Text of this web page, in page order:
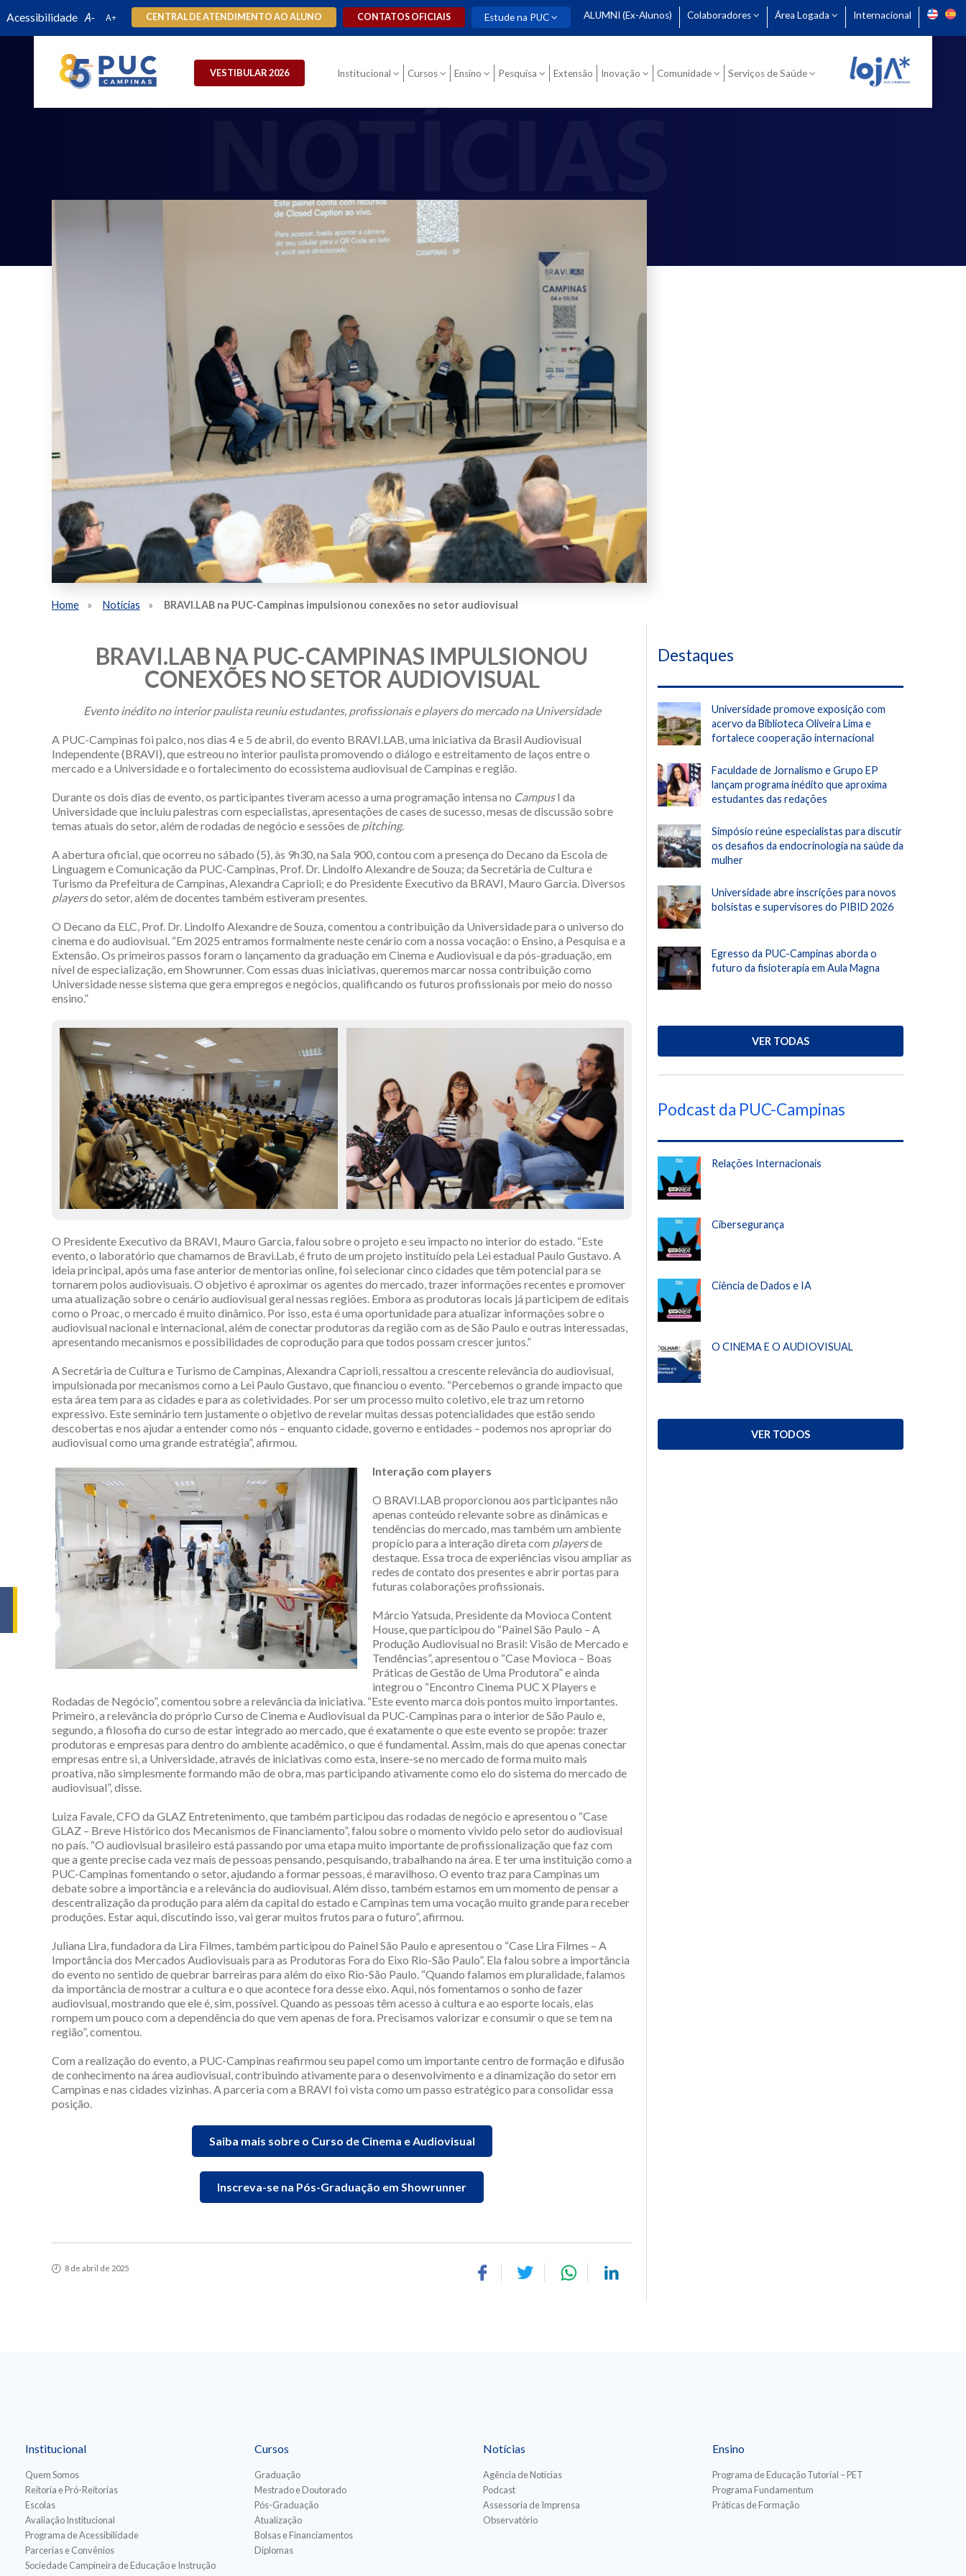
Acessibilidade CENTRAL DE ATENDIMENTO AO ALUNO CONTATOS OFICIAIS Estude na PUC ALUMNI (Ex-Alunos) Colaboradores Área Logada Internacional
VESTIBULAR 2026 Institucional Cursos Ensino Pesquisa Extensão Inovação Comunidade Serviços de Saúde
Home Notícias BRAVI.LAB na PUC-Campinas impulsionou conexões no setor audiovisual
BRAVI.LAB NA PUC-CAMPINAS IMPULSIONOU
CONEXÕES NO SETOR AUDIOVISUAL
Evento inédito no interior paulista reuniu estudantes, profissionais e players do mercado na Universidade
A PUC-Campinas foi palco, nos dias 4 e 5 de abril, do evento BRAVI.LAB, uma iniciativa da Brasil Audiovisual
Independente (BRAVI), que estreou no interior paulista promovendo o diálogo e estreitamento de laços entre o
mercado e a Universidade e o fortalecimento do ecossistema audiovisual de Campinas e região.
Durante os dois dias de evento, os participantes tiveram acesso a uma programação intensa no CampusI da
Universidade que incluiu palestras com especialistas, apresentações de cases de sucesso, mesas de discussão sobre
temas atuais do setor, além de rodadas de negócio e sessões de pitching.
A abertura oficial, que ocorreu no sábado (5), às 9h30, na Sala 900, contou com a presença do Decano da Escola de
Linguagem e Comunicação da PUC-Campinas, Prof. Dr. Lindolfo Alexandre de Souza; da Secretária de Cultura e
Turismo da Prefeitura de Campinas, Alexandra Caprioli; e do Presidente Executivo da BRAVI, Mauro Garcia. Diversos
playersdo setor, além de docentes também estiveram presentes.
O Decano da ELC, Prof. Dr. Lindolfo Alexandre de Souza, comentou a contribuição da Universidade para o universo do
cinema e do audiovisual. “Em 2025 entramos formalmente neste cenário com a nossa vocação: o Ensino, a Pesquisa e a
Extensão. Os primeiros passos foram o lançamento da graduação em Cinema e Audiovisual e da pós-graduação, em
nível de especialização, em Showrunner. Com essas duas iniciativas, queremos marcar nossa contribuição como
Universidade nesse sistema que gera empregos e negócios, qualificando os futuros profissionais por meio do nosso
ensino.”
O Presidente Executivo da BRAVI, Mauro Garcia, falou sobre o projeto e seu impacto no interior do estado. “Este
evento, o laboratório que chamamos de Bravi.Lab, é fruto de um projeto instituído pela Lei estadual Paulo Gustavo. A
ideia principal, após uma fase anterior de mentorias online, foi selecionar cinco cidades que têm potencial para se
tornarem polos audiovisuais. O objetivo é aproximar os agentes do mercado, trazer informações recentes e promover
uma atualização sobre o cenário audiovisual geral nessas regiões. Embora as produtoras locais já participem de editais
como o Proac, o mercado é muito dinâmico. Por isso, esta é uma oportunidade para atualizar informações sobre o
audiovisual nacional e internacional, além de conectar produtoras da região com as de São Paulo e outras interessadas,
apresentando mecanismos e possibilidades de coprodução para que todos possam crescer juntos.”
A Secretária de Cultura e Turismo de Campinas, Alexandra Caprioli, ressaltou a crescente relevância do audiovisual,
impulsionada por mecanismos como a Lei Paulo Gustavo, que financiou o evento. “Percebemos o grande impacto que
esta área tem para as cidades e para as coletividades. Por ser um processo muito coletivo, ele traz um retorno
expressivo. Este seminário tem justamente o objetivo de revelar muitas dessas potencialidades que estão sendo
descobertas e nos ajudar a entender como nós – enquanto cidade, governo e entidades – podemos nos apropriar do
audiovisual como uma grande estratégia”, afirmou.
Interação com players
O BRAVI.LAB proporcionou aos participantes não
apenas conteúdo relevante sobre as dinâmicas e
tendências do mercado, mas também um ambiente
propício para a interação direta com playersde
destaque. Essa troca de experiências visou ampliar as
redes de contato dos presentes e abrir portas para
futuras colaborações profissionais.
Márcio Yatsuda, Presidente da Movioca Content
House, que participou do “Painel São Paulo – A
Produção Audiovisual no Brasil: Visão de Mercado e
Tendências”, apresentou o “Case Movioca – Boas
Práticas de Gestão de Uma Produtora” e ainda
integrou o “Encontro Cinema PUC X Players e
Rodadas de Negócio”, comentou sobre a relevância da iniciativa. “Este evento marca dois pontos muito importantes.
Primeiro, a relevância do próprio Curso de Cinema e Audiovisual da PUC-Campinas para o interior de São Paulo e,
segundo, a filosofia do curso de estar integrado ao mercado, que é exatamente o que este evento se propõe: trazer
produtoras e empresas para dentro do ambiente acadêmico, o que é fundamental. Assim, mais do que apenas conectar
empresas entre si, a Universidade, através de iniciativas como esta, insere-se no mercado de forma muito mais
proativa, não simplesmente formando mão de obra, mas participando ativamente como elo do sistema do mercado de
audiovisual”, disse.
Luiza Favale, CFO da GLAZ Entretenimento, que também participou das rodadas de negócio e apresentou o “Case
GLAZ – Breve Histórico dos Mecanismos de Financiamento”, falou sobre o momento vivido pelo setor do audiovisual
no país. “O audiovisual brasileiro está passando por uma etapa muito importante de profissionalização que faz com
que a gente precise cada vez mais de pessoas pensando, pesquisando, trabalhando na área. E ter uma instituição como a
PUC-Campinas fomentando o setor, ajudando a formar pessoas, é maravilhoso. O evento traz para Campinas um
debate sobre a importância e a relevância do audiovisual. Além disso, também estamos em um momento de pensar a
descentralização da produção para além da capital do estado e Campinas tem uma vocação muito grande para receber
produções. Estar aqui, discutindo isso, vai gerar muitos frutos para o futuro”, afirmou.
Juliana Lira, fundadora da Lira Filmes, também participou do Painel São Paulo e apresentou o “Case Lira Filmes – A
Importância dos Mercados Audiovisuais para as Produtoras Fora do Eixo Rio-São Paulo”. Ela falou sobre a importância
do evento no sentido de quebrar barreiras para além do eixo Rio-São Paulo. “Quando falamos em pluralidade, falamos
da importância de mostrar a cultura e o que acontece fora desse eixo. Aqui, nós fomentamos o sonho de fazer
audiovisual, mostrando que ele é, sim, possível. Quando as pessoas têm acesso à cultura e ao esporte locais, elas
rompem um pouco com a dependência do que vem apenas de fora. Precisamos valorizar e consumir o que se tem na
região”, comentou.
Com a realização do evento, a PUC-Campinas reafirmou seu papel como um importante centro de formação e difusão
de conhecimento na área audiovisual, contribuindo ativamente para o desenvolvimento e a dinamização do setor em
Campinas e nas cidades vizinhas. A parceria com a BRAVI foi vista como um passo estratégico para consolidar essa
posição.
Saiba mais sobre o Curso de Cinema e Audiovisual
Inscreva-se na Pós-Graduação em Showrunner
8 de abril de 2025
Destaques
Universidade promove exposição com
acervo da Biblioteca Oliveira Lima e
fortalece cooperação internacional
Faculdade de Jornalismo e Grupo EP
lançam programa inédito que aproxima
estudantes das redações
Simpósio reúne especialistas para discutir
os desafios da endocrinologia na saúde da
mulher
Universidade abre inscrições para novos
bolsistas e supervisores do PIBID 2026
Egresso da PUC-Campinas aborda o
futuro da fisioterapia em Aula Magna
VER TODAS
Podcast da PUC-Campinas
Relações Internacionais
Cibersegurança
Ciência de Dados e IA
O CINEMA E O AUDIOVISUAL
VER TODOS
Institucional
Quem Somos
Reitoria e Pró-Reitorias
Escolas
Avaliação Institucional
Programa de Acessibilidade
Parcerias e Convênios
Sociedade Campineira de Educação e Instrução
Cursos
Graduação
Mestrado e Doutorado
Pós-Graduação
Atualização
Bolsas e Financiamentos
Diplomas
Notícias
Agência de Notícias
Podcast
Assessoria de Imprensa
Observatório
Ensino
Programa de Educação Tutorial – PET
Programa Fundamentum
Práticas de Formação